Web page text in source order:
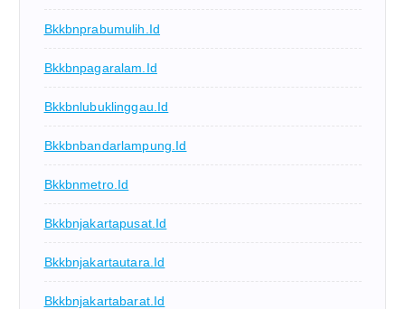
Bkkbnprabumulih.id
Bkkbnpagaralam.id
Bkkbnlubuklinggau.id
Bkkbnbandarlampung.id
Bkkbnmetro.id
Bkkbnjakartapusat.id
Bkkbnjakartautara.id
Bkkbnjakartabarat.id